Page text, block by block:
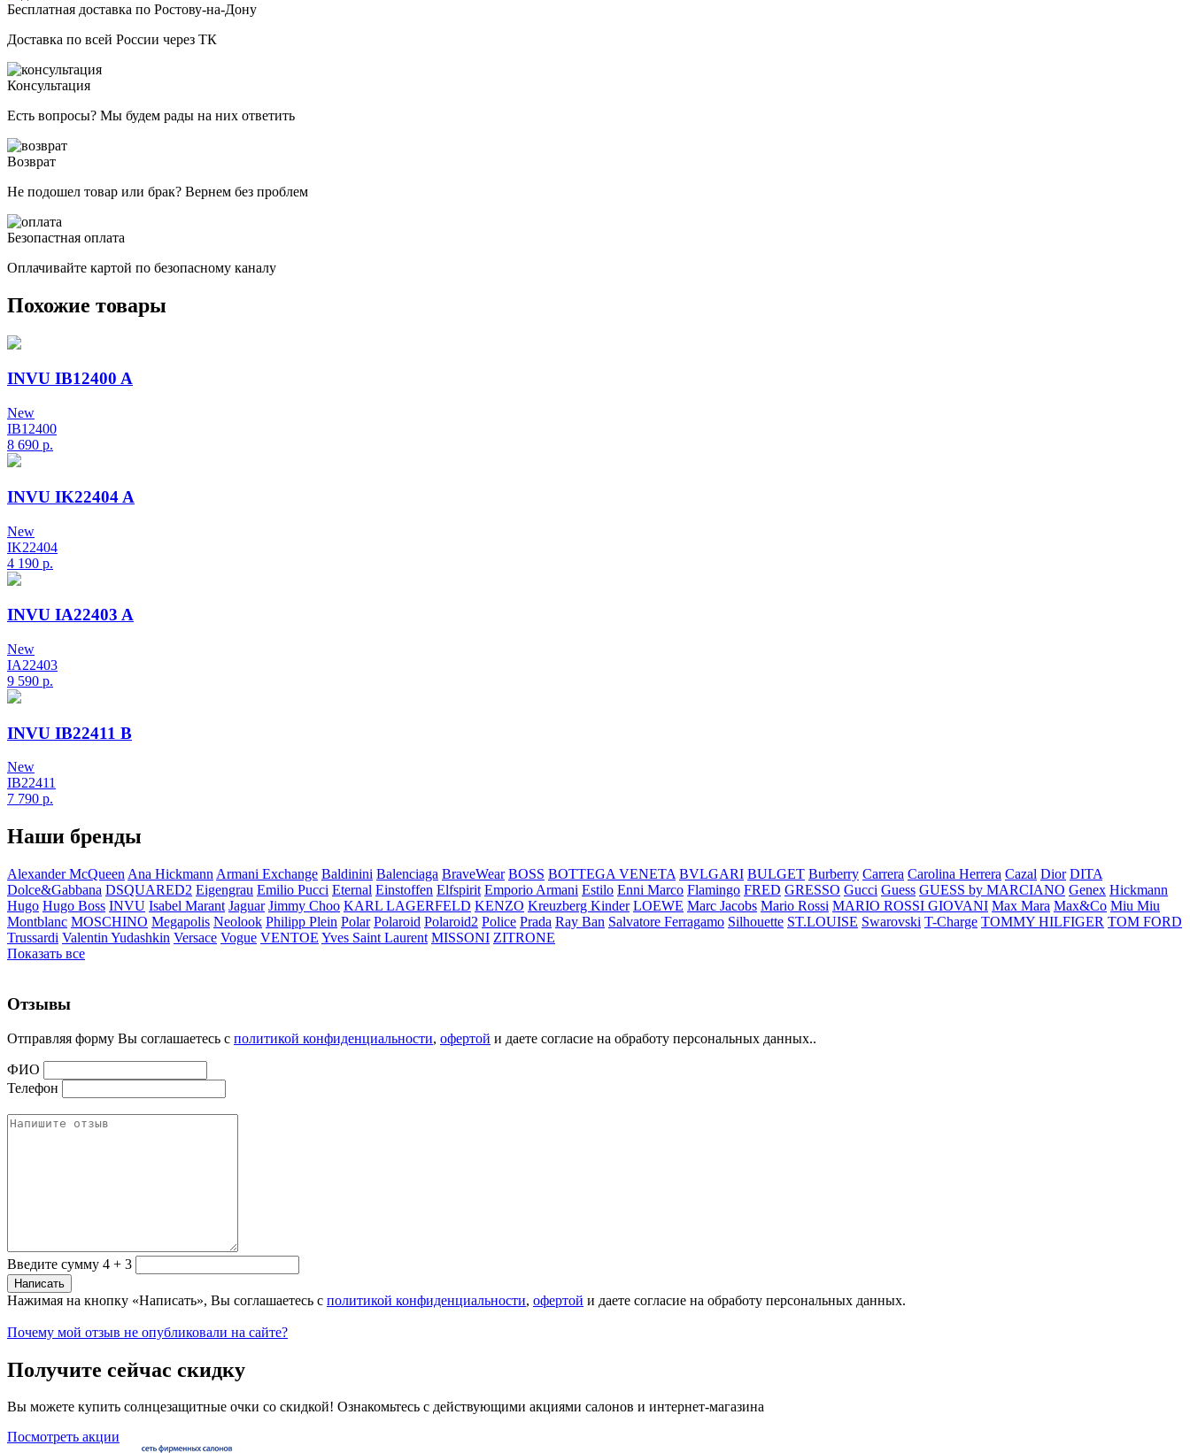
Бесплатная доставка по Ростову-на-Дону
Доставка по всей России через ТК
Консультация
Есть вопросы? Мы будем рады на них ответить
Возврат
Не подошел товар или брак? Вернем без проблем
Безопастная оплата
Оплачивайте картой по безопасному каналу
Похожие товары
INVU IB12400 A
New
IB12400
8 690 р.
INVU IK22404 A
New
IK22404
4 190 р.
INVU IA22403 A
New
IA22403
9 590 р.
INVU IB22411 B
New
IB22411
7 790 р.
Наши бренды
Alexander McQueen Ana Hickmann Armani Exchange Baldinini Balenciaga BraveWear BOSS BOTTEGA VENETA BVLGARI BULGET Burberry Carrera Carolina Herrera Cazal Dior DITA
Dolce&Gabbana DSQUARED2 Eigengrau Emilio Pucci Eternal Einstoffen Elfspirit Emporio Armani Estilo Enni Marco Flamingo FRED GRESSO Gucci Guess GUESS by MARCIANO Genex Hickmann
Hugo Hugo Boss INVU Isabel Marant Jaguar Jimmy Choo KARL LAGERFELD KENZO Kreuzberg Kinder LOEWE Marc Jacobs Mario Rossi MARIO ROSSI GIOVANI Max Mara Max&Co Miu Miu
Montblanc MOSCHINO Megapolis Neolook Philipp Plein Polar Polaroid Polaroid2 Police Prada Ray Ban Salvatore Ferragamo Silhouette ST.LOUISE Swarovski T-Charge TOMMY HILFIGER TOM FORD
Trussardi Valentin Yudashkin Versace Vogue VENTOE Yves Saint Laurent MISSONI ZITRONE
Показать все
Отзывы
Отправляя форму Вы соглашаетесь с политикой конфиденциальности, офертой и даете согласие на обработу персональных данных..
ФИО
Телефон
Введите сумму 4 + 3
Нажимая на кнопку «Написать», Вы соглашаетесь с политикой конфиденциальности, офертой и даете согласие на обработу персональных данных.
Почему мой отзыв не опубликовали на сайте?
Получите сейчас скидку
Вы можете купить солнцезащитные очки со скидкой! Ознакомьтесь с действующими акциями салонов и интернет-магазина
Посмотреть акции